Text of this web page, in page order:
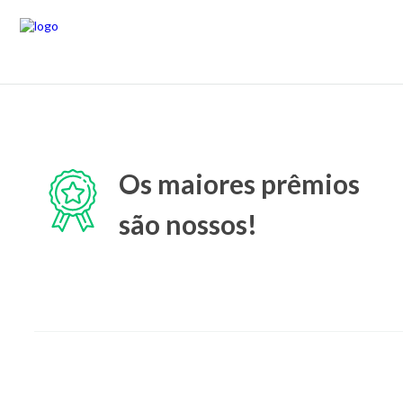
Os maiores prêmios
são nossos!